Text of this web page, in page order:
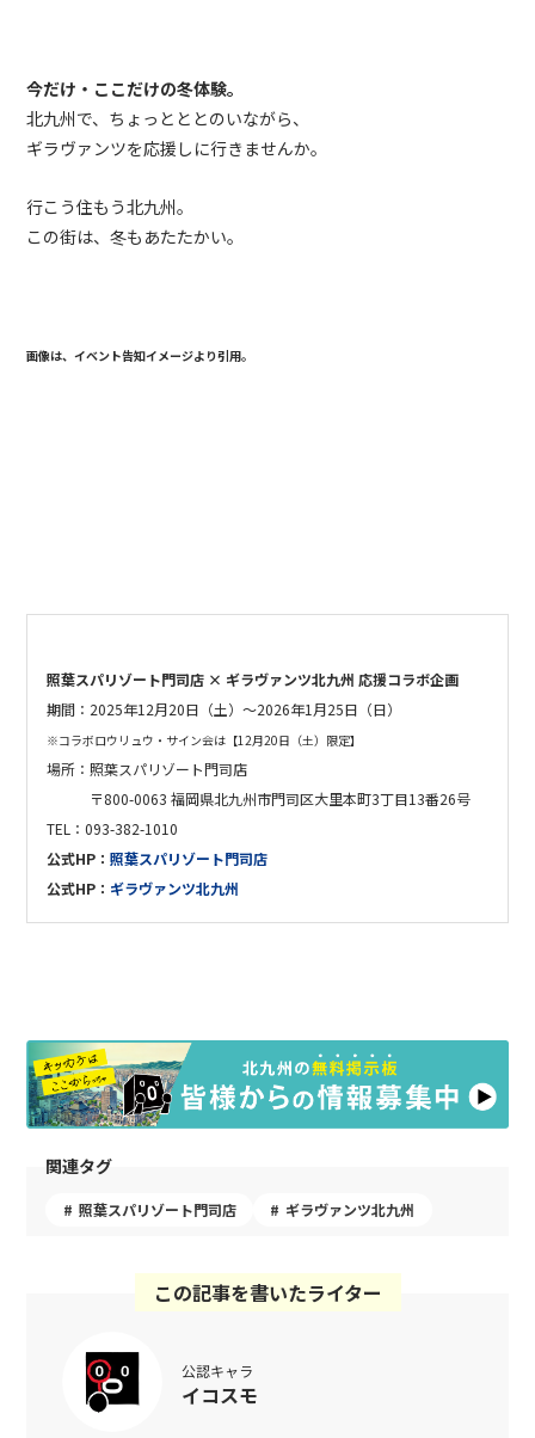
今だけ・ここだけの冬体験。
北九州で、ちょっとととのいながら、
ギラヴァンツを応援しに行きませんか。
行こう住もう北九州。
この街は、冬もあたたかい。
画像は、イベント告知イメージより引用。
照葉スパリゾート門司店 × ギラヴァンツ北九州 応援コラボ企画
期間： 2025年12月20日（土）〜2026年1月25日（日）
※コラボロウリュウ・サイン会は【12月20日（土）限定】
場所：照葉スパリゾート門司店
〒800-0063 福岡県北九州市門司区大里本町3丁目13番26号
TEL：093-382-1010
公式HP：照葉スパリゾート門司店
公式HP： ギラヴァンツ北九州
関連タグ
照葉スパリゾート門司店 ギラヴァンツ北九州
この記事を書いたライター
公認キャラ
イコスモ